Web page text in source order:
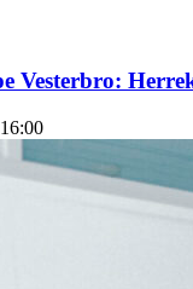
Vesterbro:
16:00